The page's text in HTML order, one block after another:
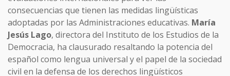
consecuencias que tienen las medidas lingüísticas
adoptadas por las Administraciones educativas. María
Jesús Lago, directora del Instituto de los Estudios de la
Democracia, ha clausurado resaltando la potencia del
español como lengua universal y el papel de la sociedad
civil en la defensa de los derechos lingüísticos